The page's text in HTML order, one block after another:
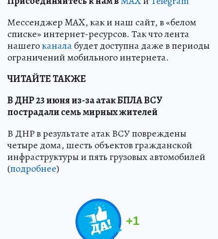
Мессенджер MAX, как и наш сайт, в «белом
списке» интернет-ресурсов. Так что лента
нашегоканалабудет доступна даже в периоды
ограничений мобильного интернета.
ЧИТАЙТЕ ТАКЖЕ
В ДНР 23 июня из-за атак БПЛА ВСУ
пострадали семь мирных жителей
В ДНР в результате атак ВСУ повреждены
четыре дома, шесть объектов гражданской
инфраструктуры и пять грузовых автомобилей
(подробнее)
+1